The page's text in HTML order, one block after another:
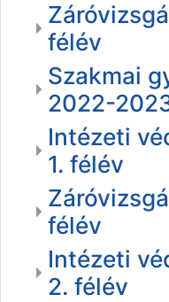
félév
Szakmai
2022-
Intézeti
1. félév
félév
Intézeti
2. félév